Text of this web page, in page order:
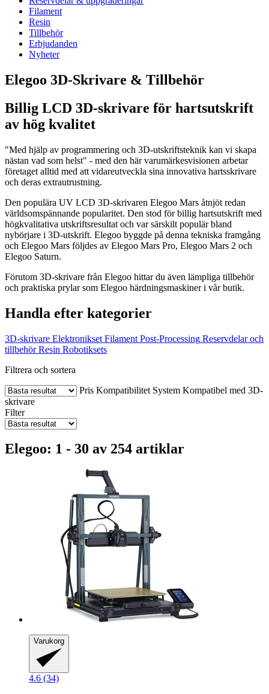
Filament
Resin
Tillbehör
Erbjudanden
Nyheter
Elegoo 3D-Skrivare & Tillbehör
Billig LCD 3D-skrivare för hartsutskrift
av hög kvalitet
"Med hjälp av programmering och 3D-utskriftsteknik kan vi skapa
nästan vad som helst" - med den här varumärkesvisionen arbetar
företaget alltid med att vidareutveckla sina innovativa hartsskrivare
och deras extrautrustning.
Den populära UV LCD 3D-skrivaren Elegoo Mars åtnjöt redan
världsomspännande popularitet. Den stod för billig hartsutskrift med
högkvalitativa utskriftsresultat och var särskilt populär bland
nybörjare i 3D-utskrift. Elegoo byggde på denna tekniska framgång
och Elegoo Mars följdes av Elegoo Mars Pro, Elegoo Mars 2 och
Elegoo Saturn.
Förutom 3D-skrivare från Elegoo hittar du även lämpliga tillbehör
och praktiska prylar som Elegoo härdningsmaskiner i vår butik.
Handla efter kategorier
3D-skrivare Elektronikset Filament Post-Processing Reservdelar och
tillbehör Resin Robotiksets
Filtrera och sortera
Pris Kompatibilitet System Kompatibel med 3D-
skrivare
Filter
Elegoo: 1 - 30 av 254 artiklar
Varukorg
4.6 (34)